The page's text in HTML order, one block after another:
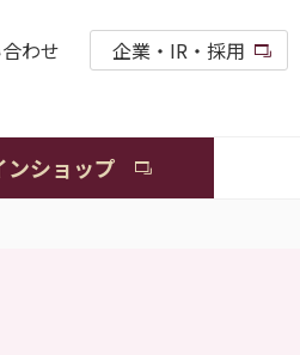
わせ 企業・IR・採用
ンショップ